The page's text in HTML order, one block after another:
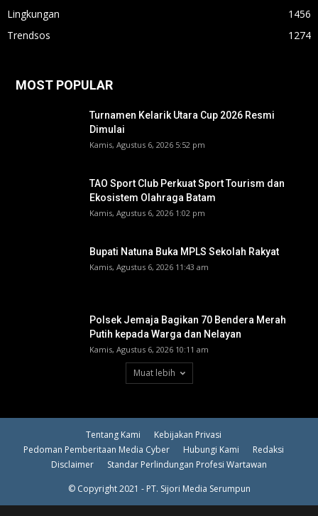
Lingkungan
1456
Trendsos
1274
MOST POPULAR
Turnamen Kelarik Utara Cup 2026 Resmi
Dimulai
Kamis, Agustus 6, 2026 5:52 pm
TAO Sport Club Perkuat Sport Tourism dan
Ekosistem Olahraga Batam
Kamis, Agustus 6, 2026 1:02 pm
Bupati Natuna Buka MPLS Sekolah Rakyat
Kamis, Agustus 6, 2026 11:43 am
Polsek Jemaja Bagikan 70 Bendera Merah
Putih kepada Warga dan Nelayan
Kamis, Agustus 6, 2026 10:11 am
Muat lebih
Tentang Kami
Kebijakan Privasi
Pedoman Pemberitaan Media Cyber
Hubungi Kami
Redaksi
Disclaimer
Standar Perlindungan Profesi Wartawan
© Copyright 2021 - PT. Sijori Media Serumpun